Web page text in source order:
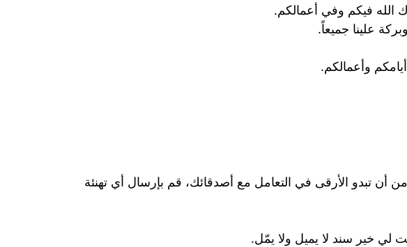
فيكم وفي أعمالكم.
علينا جميعاً.
وأعمالكم.
أن تبدو الأرقى في التعامل مع أصدقائك، قم بإرسال أي تهنئة
لي خير سند لا يميل ولا يمّل.